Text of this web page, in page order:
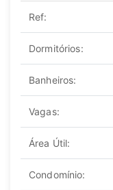
Ref:
Dormitórios:
Banheiros:
Vagas:
Área Útil:
Condomínio: